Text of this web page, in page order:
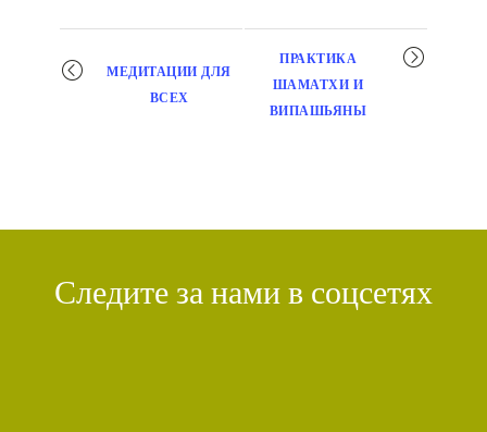
Мероприятие
навигация
МЕДИТАЦИИ ДЛЯ
ВСЕХ
ПРАКТИКА
ШАМАТХИ И
ВИПАШЬЯНЫ
Следите за нами в соцсетях